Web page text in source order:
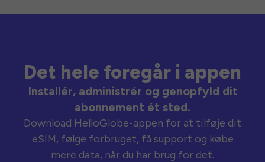
Det hele foregår i appen
Installér, administrér og genopfyld dit
abonnement ét sted.
Download HelloGlobe-appen for at tilføje dit
eSIM, følge forbruget, få support og købe
mere data, når du har brug for det.